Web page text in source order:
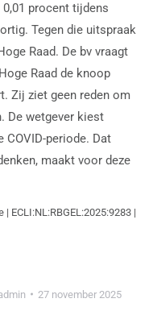
procent tijdens
Tegen die uitspraak
Raad. De bv vraagt
Raad de knoop
Zij ziet geen reden om
De wetgever kiest
COVID-periode. Dat
maakt voor deze
ECLI:NL:RBGEL:2025:9283 |
27 november 2025